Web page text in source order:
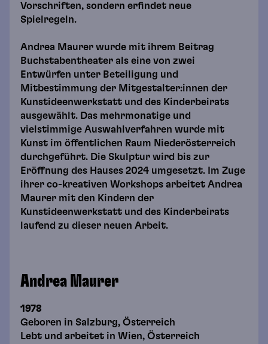
Vorschriften, sondern erfindet neue
Spielregeln.
Andrea Maurer wurde mit ihrem Beitrag
Buchstabentheater als eine von zwei
Entwürfen unter Beteiligung und
Mitbestimmung der Mitgestalter:innen der
Kunstideenwerkstatt und des Kinderbeirats
ausgewählt. Das mehrmonatige und
vielstimmige Auswahlverfahren wurde mit
Kunst im öffentlichen Raum Niederösterreich
durchgeführt. Die Skulptur wird bis zur
Eröffnung des Hauses 2024 umgesetzt. Im Zuge
ihrer co-kreativen Workshops arbeitet Andrea
Maurer mit den Kindern der
Kunstideenwerkstatt und des Kinderbeirats
laufend zu dieser neuen Arbeit.
Andrea Maurer
1978
Geboren in Salzburg, Österreich
Lebt und arbeitet in Wien, Österreich